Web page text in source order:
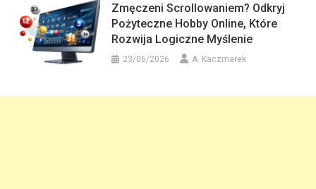
Zmęczeni Scrollowaniem? Odkryj
Pożyteczne Hobby Online, Które
Rozwija Logiczne Myślenie
23/06/2026 A. Kaczmarek